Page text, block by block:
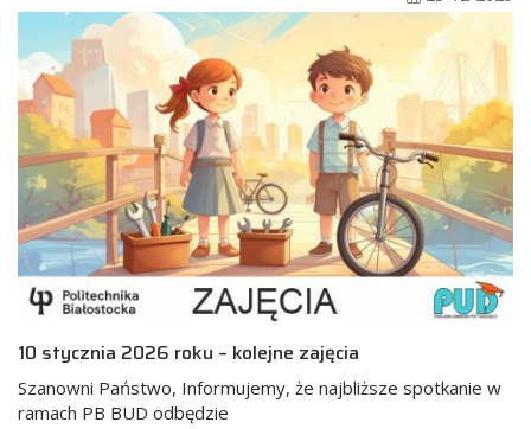
10 stycznia 2026 roku – kolejne zajęcia
Szanowni Państwo, Informujemy, że najbliższe spotkanie w
ramach PB BUD odbędzie